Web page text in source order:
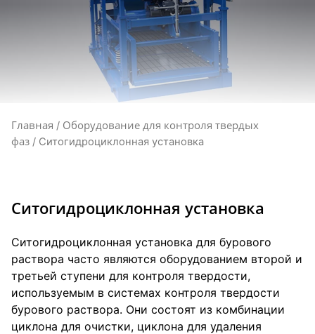
Главная / Оборудование для контроля твердых
фаз / Ситогидроциклонная установка
Ситогидроциклонная установка
Ситогидроциклонная установка для бурового
раствора часто являются оборудованием второй и
третьей ступени для контроля твердости,
используемым в системах контроля твердости
бурового раствора. Они состоят из комбинации
циклона для очистки, циклона для удаления